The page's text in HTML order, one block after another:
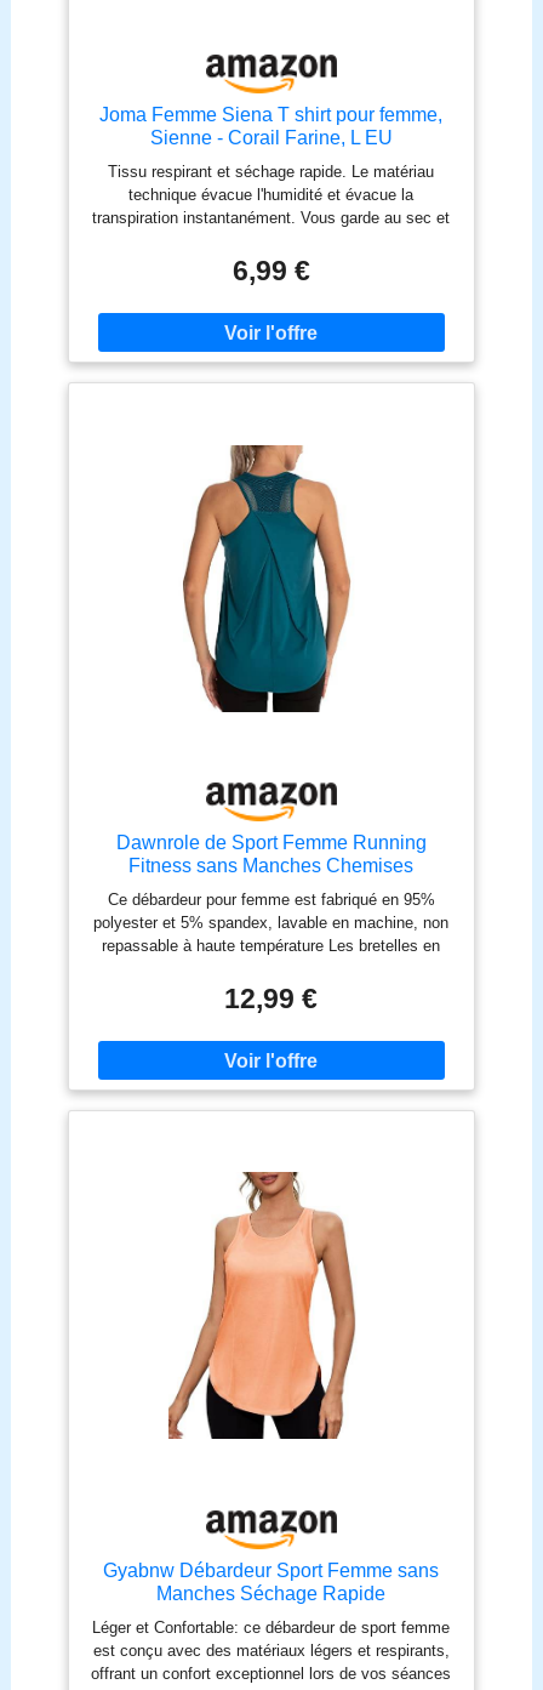
Joma Femme Siena T shirt pour femme,
Sienne - Corail Farine, L EU
Tissu respirant et séchage rapide. Le matériau
technique évacue l'humidité et évacue la
transpiration instantanément. Vous garde au sec et
ample et bretelles pour une liberté de mouvement
maximale dans toutes les activités Anti-frottements
et coutures plates qui évitent les irritations, idéal
pour les utilisations prolongées ou les
entraînements intenses, même par temps chaud
[BP4] : Anti-odeur, technologie qui aide à prévenir
un usage quotidien. Polyvalent, idéal pour la
course, la gym, le cyclisme, les entraînements
fonctionnels ou les activités de plein air.
6,99 €
Dawnrole de Sport Femme Running
Fitness sans Manches Chemises
Basiques Respirant
Ce débardeur pour femme est fabriqué en 95%
polyester et 5% spandex, lavable en machine, non
repassable à haute température Les bretelles en
respirer tout en garantissant la liberté de
mouvement Cet activewear pour femme peut être
utilisé pour le fitness, le yoga, la course à pied, le
cyclisme et tout autre type de sport, mais aussi
pour une tenue décontractée au quotidien Il peut
être porté avec votre pantalon de survêtement
Veuillez acheter l'article conformément à notre
tableau des tailles et nous contacter si vous avez
des problèmes avec l'article
12,99 €
Gyabnw Débardeur Sport Femme sans
Manches Séchage Rapide
Léger et Confortable: ce débardeur de sport femme
est conçu avec des matériaux légers et respirants,
offrant un confort exceptionnel lors de vos séances